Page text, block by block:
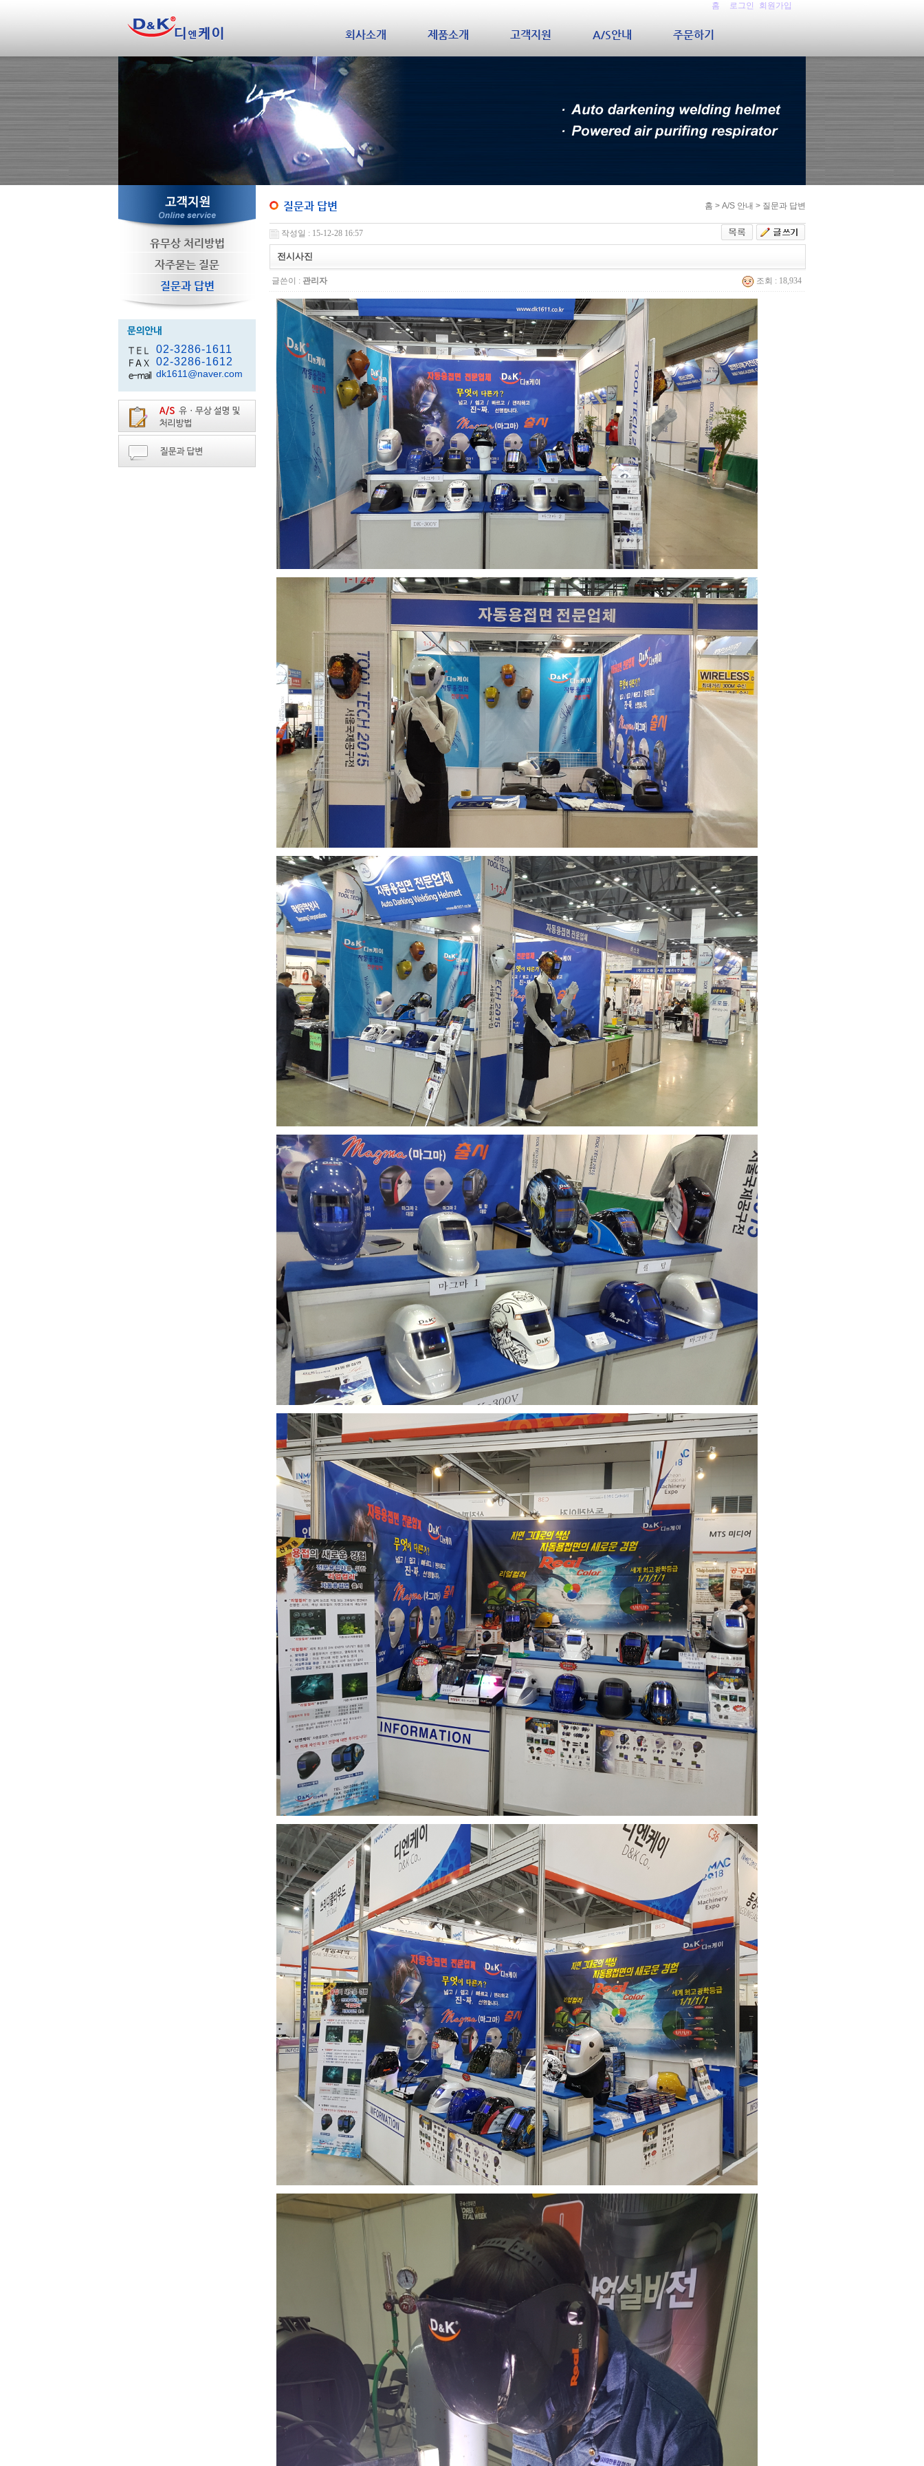
홈 로그인 회원가입
회사소개 제품소개 고객지원 A/S안내 주문하기
유무상 처리방법
자주묻는 질문
질문과 답변
02-3286-1611
02-3286-1612
dk1611@naver.com
질문과 답변 홈 > A/S 안내 > 질문과 답변
작성일 : 15-12-28 16:57
전시사진
글쓴이 : 관리자 조회 : 18,934